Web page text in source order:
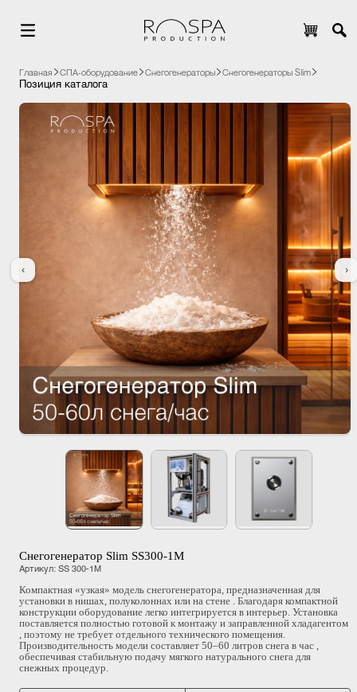
Главная СПА-оборудование Снегогенераторы Снегогенераторы Slim
Позиция каталога
‹ ›
Снегогенератор Slim SS300-1M
Артикул: SS 300-1M
Компактная «узкая» модель снегогенератора, предназначенная для
установки в нишах, полуколоннах или на стене . Благодаря компактной
конструкции оборудование легко интегрируется в интерьер. Установка
поставляется полностью готовой к монтажу и заправленной хладагентом
, поэтому не требует отдельного технического помещения.
Производительность модели составляет 50–60 литров снега в час ,
обеспечивая стабильную подачу мягкого натурального снега для
снежных процедур.